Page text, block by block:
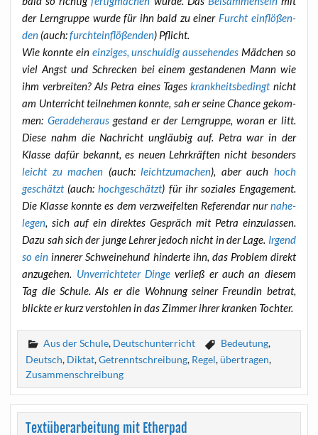
der Lern­grup­pe wur­de für ihn bald zu einer Furcht ein­flö­ßen­
den (auch:furcht­ein­flö­ßen­den) Pflicht.
Wie konn­te ein ein­zi­ges, unschul­dig aus­se­hen­des Mäd­chen so
viel Angst und Schre­cken bei einem gestan­de­nen Mann wie
ihm ver­brei­ten? Als Petra eines Tageskrank­heits­be­dingtnicht
am Unter­richt teil­neh­men konn­te, sah er sei­ne Chan­ce gekom­
men: Gera­de­her­aus gestand er der Lern­grup­pe, wor­an er litt.
Die­se nahm die Nach­richt ungläu­big auf. Petra war in der
Klas­se dafür bekannt, es neu­en Lehr­kräf­ten nicht beson­ders
leicht zu machen (auch:leicht­zu­ma­chen), aber auch hoch
geschätzt (auch:hoch­ge­schätzt) für ihr sozia­les Enga­ge­ment.
Die Klas­se konn­te es dem ver­zwei­fel­ten Refe­ren­dar nurnahe­
le­gen, sich auf ein direk­tes Gespräch mit Petra ein­zu­las­sen.
Dazu sah sich der jun­ge Leh­rer jedoch nicht in der Lage. Irgend
so ein inne­rer Schwei­ne­hund hin­der­te ihn, das Pro­blem direkt
anzu­ge­hen. Unver­rich­te­ter Din­ge ver­ließ er auch an die­sem
Tag die Schu­le. Als er die Woh­nung sei­ner Freun­din betrat,
blick­te er kurz ver­stoh­len in das Zim­mer ihrer kran­ken Tochter.
Aus der Schule, Deutschunterricht Bedeutung,
Deutsch, Diktat,Getrenntschreibung, Regel,übertragen,
Zusammenschreibung
Textüberarbeitung mit Etherpad